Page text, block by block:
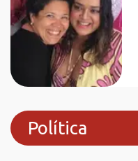
Política